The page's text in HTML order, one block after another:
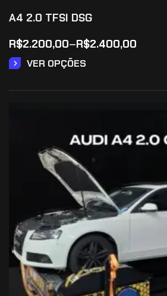
A4 2.0 TFSI DSG
R$2.200,00–R$2.400,00
VER OPÇÕES